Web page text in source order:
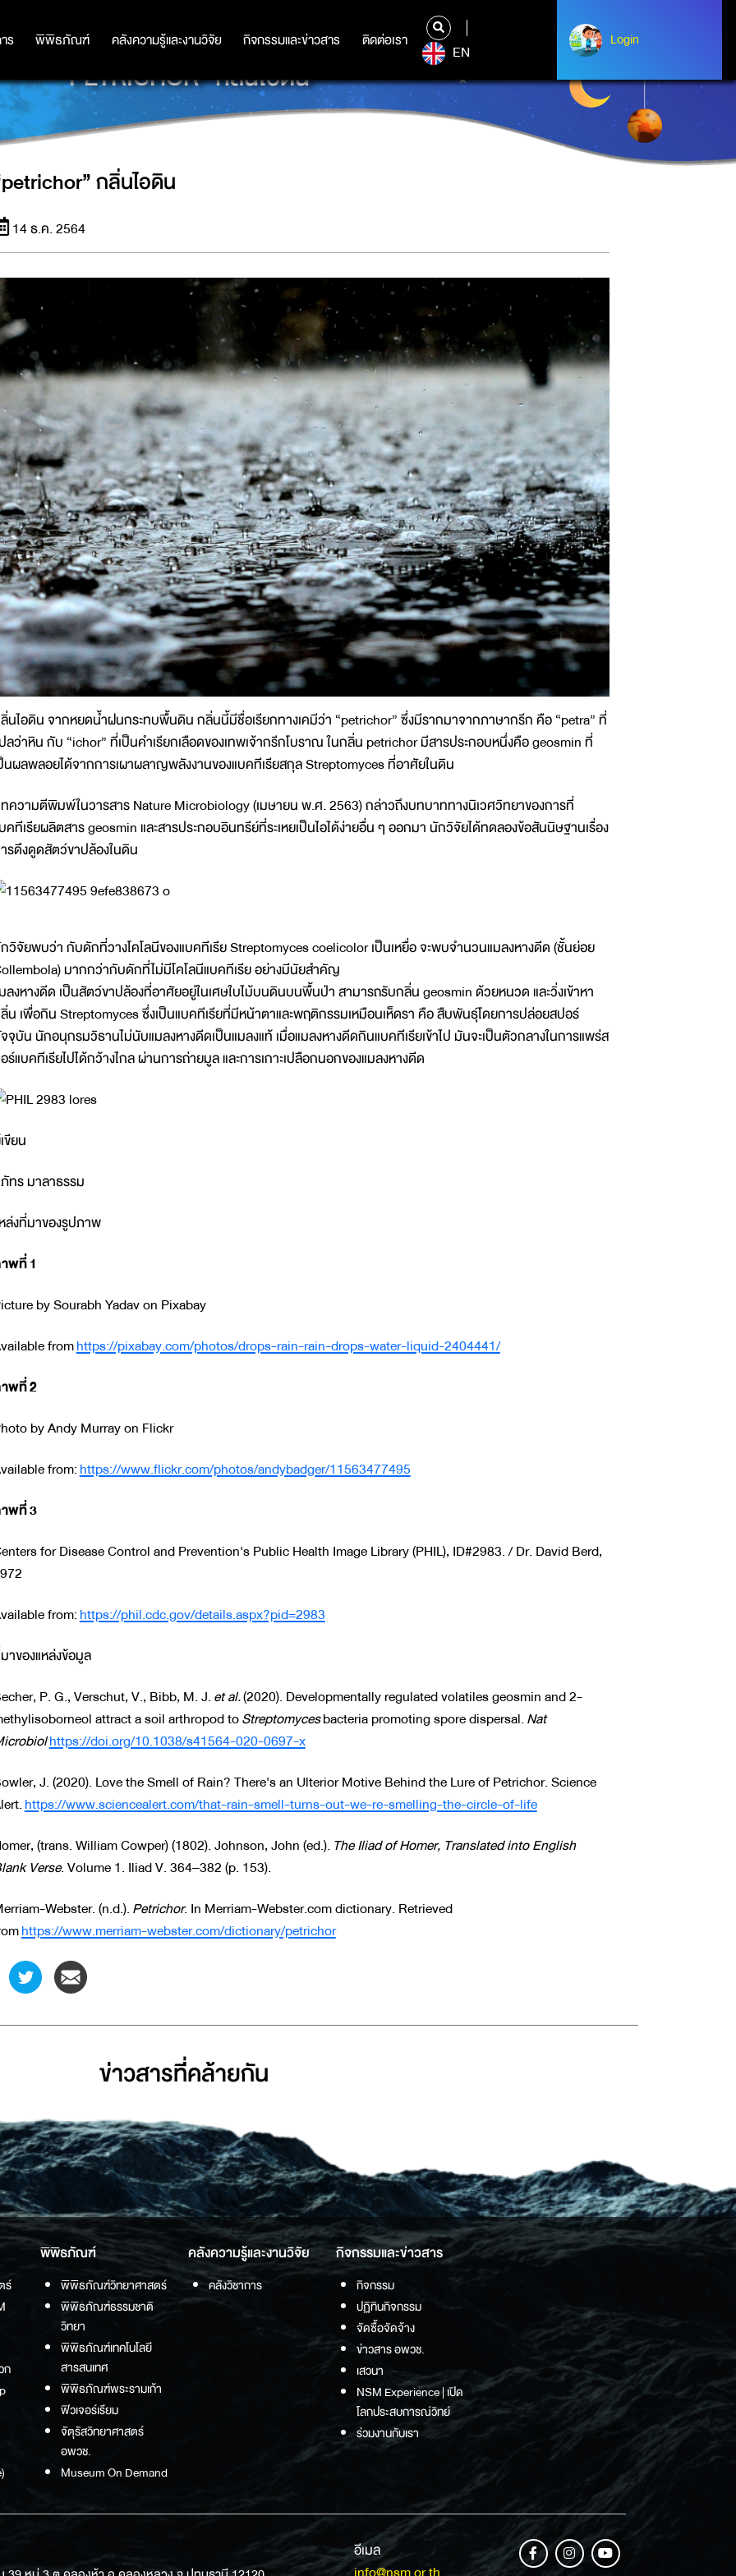
ร พิพิธภัณฑ์ คลังความรู้และงานวิจัย กิจกรรมและข่าวสาร ติดต่อเรา
ร พิพิธภัณฑ์ คลังความรู้และงานวิจัย กิจกรรมและข่าวสาร ติดต่อเรา
EN
Login
Login
“PETRICHOR” กลิ่นไอดิน
กลิ่นไอดิน
14 ธ.ค. 2564
นไอดิน จากหยดน้ำฝนกระทบพื้นดิน กลิ่นนี้มีชื่อเรียกทางเคมีว่า “petrichor” ซึ่งมีรากมาจากภาษากรีก คือ “petra” ที่
ลว่าหิน กับ “ichor” ที่เป็นคำเรียกเลือดของเทพเจ้ากรีกโบราณ ในกลิ่น petrichor มีสารประกอบหนึ่งคือ geosmin ที่
นผลพลอยได้จากการเผาผลาญพลังงานของแบคทีเรียสกุล Streptomyces ที่อาศัยในดิน
ความตีพิมพ์ในวารสาร Nature Microbiology (เมษายน พ.ศ. 2563) กล่าวถึงบทบาททางนิเวศวิทยาของการที่
คทีเรียผลิตสาร geosmin และสารประกอบอินทรีย์ที่ระเหยเป็นไอได้ง่ายอื่น ๆ ออกมา นักวิจัยได้ทดลองข้อสันนิษฐานเรื่อง
รดึงดูดสัตว์ขาปล้องในดิน
วิจัยพบว่า กับดักที่วางโคโลนีของแบคทีเรีย Streptomyces coelicolor เป็นเหยื่อ จะพบจำนวนแมลงหางดีด (ชั้นย่อย
มากกว่ากับดักที่ไม่มีโคโลนีแบคทีเรีย อย่างมีนัยสำคัญ
ลงหางดีด เป็นสัตว์ขาปล้องที่อาศัยอยู่ในเศษใบไม้บนดินบนพื้นป่า สามารถรับกลิ่น geosmin ด้วยหนวด และวิ่งเข้าหา
น เพื่อกิน Streptomyces ซึ่งเป็นแบคทีเรียที่มีหน้าตาและพฤติกรรมเหมือนเห็ดรา คือ สืบพันธุ์โดยการปล่อยสปอร์
จุบัน นักอนุกรมวิธานไม่นับแมลงหางดีดเป็นแมลงแท้ เมื่อแมลงหางดีดกินแบคทีเรียเข้าไป มันจะเป็นตัวกลางในการแพร่ส
ร์แบคทีเรียไปได้กว้างไกล ผ่านการถ่ายมูล และการเกาะเปลือกนอกของแมลงหางดีด
ขียน
ทร มาลาธรรม
ล่งที่มาของรูปภาพ
พที่1
by Sourabh Yadav on Pixabay
fromhttps://pixabay.com/photos/drops-rain-rain-drops-water-liquid-2404441/
พที่2
by Andy Murray on Flickr
from:https://www.flickr.com/photos/andybadger/11563477495
พที่3
for Disease Control and Prevention's Public Health Image Library (PHIL), ID#2983. / Dr. David Berd,
from:https://phil.cdc.gov/details.aspx?pid=2983
าของแหล่งข้อมูล
P. G., Verschut, V., Bibb, M. J.et al.(2020). Developmentally regulated volatiles geosmin and 2-
attract a soil arthropod toStreptomycesbacteria promoting spore dispersal.Nat
https://doi.org/10.1038/s41564-020-0697-x
J. (2020). Love the Smell of Rain? There's an Ulterior Motive Behind the Lure of Petrichor. Science
https://www.sciencealert.com/that-rain-smell-turns-out-we-re-smelling-the-circle-of-life
(trans. William Cowper) (1802). Johnson, John (ed.). The Iliad of Homer, Translated into English
Verse. Volume 1. Iliad V. 364–382 (p. 153).
Webster. (n.d.).Petrichor. In Merriam-Webster.com dictionary. Retrieved
https://www.merriam-webster.com/dictionary/petrichor
ข่าวสารที่่คล้ายกัน
ร์
ก
พิพิธภัณฑ์
พิพิธภัณฑ์วิทยาศาสตร์
พิพิธภัณฑ์ธรรมชาติ
วิทยา
พิพิธภัณฑ์เทคโนโลยี
สารสนเทศ
พิพิธภัณฑ์พระรามเก้า
ฟิวเจอร์เรียม
จัตุรัสวิทยาศาสตร์
อพวช.
Museum On Demand
คลังความรู้และงานวิจัย
คลังวิชาการ
กิจกรรมและข่าวสาร
กิจกรรม
ปฏิทินกิจกรรม
จัดซื้อจัดจ้าง
ข่าวสาร อพวช.
เสวนา
NSM Experience | เปิด
โลกประสบการณ์วิทย์
ร่วมงานกับเรา
อีเมล